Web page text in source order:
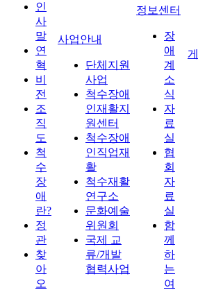
인
사
말
연
혁
비
전
조
직
도
척
수
장
애
란?
정
관
찾
아
오
사업안내
단체지원
사업
척수장애
인재활지
원센터
척수장애
인직업재
활
척수재활
연구소
문화예술
위원회
국제 교
류/개발
협력사업
정보센터
장
애
계
소
식
자
료
실
협
회
자
료
실
함
께
하
는
여